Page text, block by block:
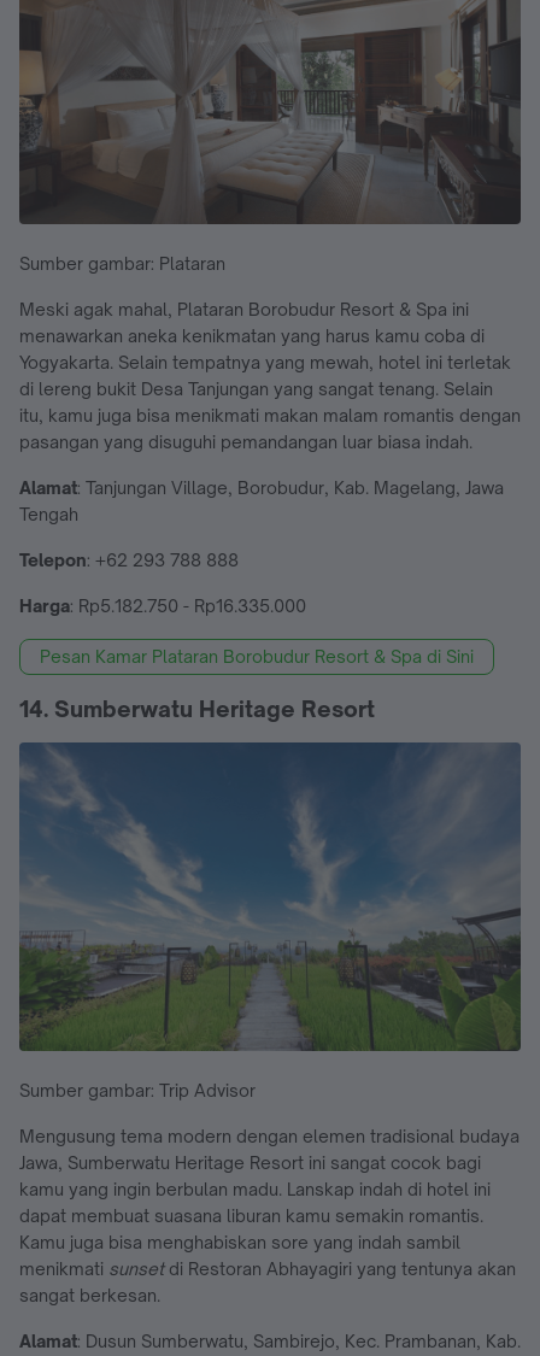
Sumber gambar: Plataran
Meski agak mahal, Plataran Borobudur Resort & Spa ini
menawarkan aneka kenikmatan yang harus kamu coba di
Yogyakarta. Selain tempatnya yang mewah, hotel ini terletak
di lereng bukit Desa Tanjungan yang sangat tenang. Selain
itu, kamu juga bisa menikmati makan malam romantis dengan
pasangan yang disuguhi pemandangan luar biasa indah.
Alamat: Tanjungan Village, Borobudur, Kab. Magelang, Jawa
Tengah
Telepon: +62 293 788 888
Harga: Rp5.182.750 - Rp16.335.000
Pesan Kamar Plataran Borobudur Resort & Spa di Sini
14. Sumberwatu Heritage Resort
Sumber gambar: Trip Advisor
Mengusung tema modern dengan elemen tradisional budaya
Jawa, Sumberwatu Heritage Resort ini sangat cocok bagi
kamu yang ingin berbulan madu. Lanskap indah di hotel ini
dapat membuat suasana liburan kamu semakin romantis.
Kamu juga bisa menghabiskan sore yang indah sambil
menikmati sunsetdi Restoran Abhayagiri yang tentunya akan
sangat berkesan.
Alamat: Dusun Sumberwatu, Sambirejo, Kec. Prambanan, Kab.